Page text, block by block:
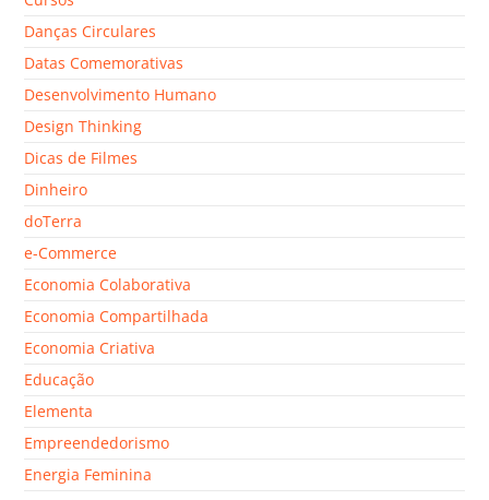
Danças Circulares
Datas Comemorativas
Desenvolvimento Humano
Design Thinking
Dicas de Filmes
Dinheiro
doTerra
e-Commerce
Economia Colaborativa
Economia Compartilhada
Economia Criativa
Educação
Elementa
Empreendedorismo
Energia Feminina